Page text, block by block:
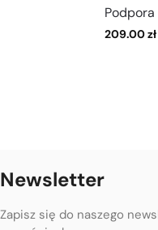
209.00zł
Newsletter
Zapisz się do naszego